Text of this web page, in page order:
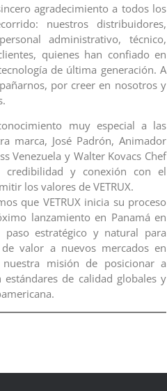
agradecimiento a todos los
nuestros distribuidores,
administrativo, técnico,
quienes han confiado en
de última generación. A
por creer en nosotros y
muy especial a las
marca, José Padrón, Animador
Venezuela y Walter Kovacs Chef
credibilidad y conexión con el
los valores de VETRUX.
que VETRUX inicia su proceso
lanzamiento en Panamá en
estratégico y natural para
valor a nuevos mercados en
nuestra misión de posicionar a
estándares de calidad globales y